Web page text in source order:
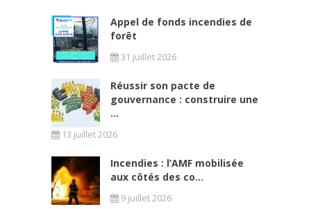
Appel de fonds incendies de
forêt
31 juillet 2026
Réussir son pacte de
gouvernance : construire une
...
13 juillet 2026
Incendies : l’AMF mobilisée
aux côtés des co...
9 juillet 2026